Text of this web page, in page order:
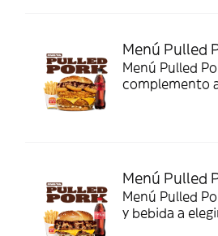
Menú Pulled
Menú Pulled
complemento
Menú Pulled
Menú Pulled
y bebida a